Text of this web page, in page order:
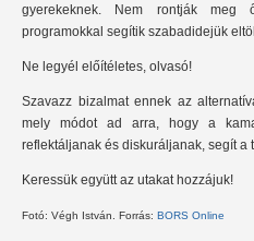
gyerekeknek. Nem rontják meg
programokkal segítik szabadidejük
Ne legyél előítéletes, olvasó!
Szavazz bizalmat ennek az
mely módot ad arra, hogy a
reflektáljanak és diskuráljanak, segít
Keressük együtt az utakat hozzájuk!
Fotó: Végh István. Forrás: BORS Online